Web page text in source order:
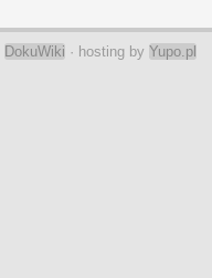
DokuWiki · hosting by Yupo.pl